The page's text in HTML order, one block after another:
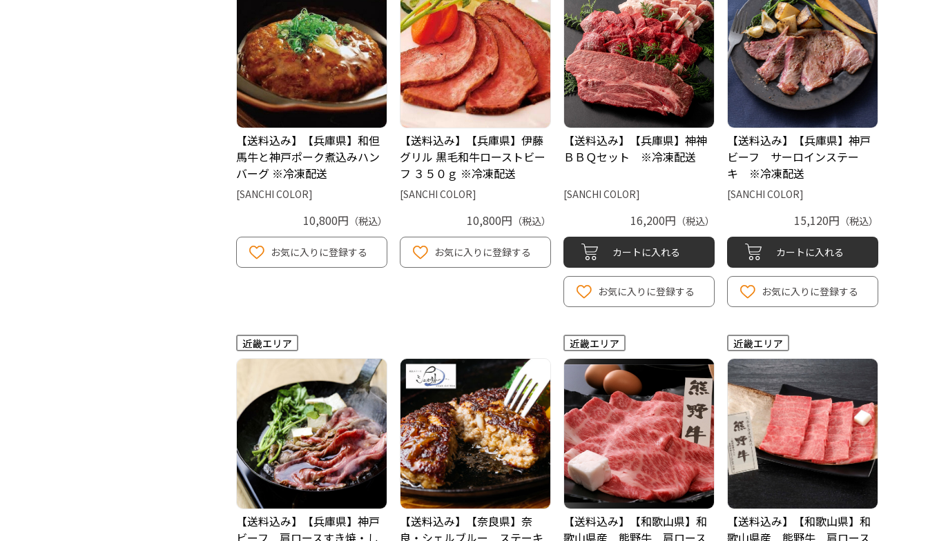
【送料込み】【兵庫県】和但
馬牛と神戸ポーク煮込みハン
バーグ ※冷凍配送
[SANCHI COLOR]
10,800円 （税込）
お気に入りに登録する
【送料込み】【兵庫県】伊藤
グリル 黒毛和牛ローストビー
フ ３５０ｇ ※冷凍配送
[SANCHI COLOR]
10,800円 （税込）
お気に入りに登録する
【送料込み】【兵庫県】神神
ＢＢＱセット ※冷凍配送
[SANCHI COLOR]
16,200円 （税込）
カートに入れる
お気に入りに登録する
【送料込み】【兵庫県】神戸
ビーフ サーロインステー
キ ※冷凍配送
[SANCHI COLOR]
15,120円 （税込）
カートに入れる
お気に入りに登録する
【送料込み】【兵庫県】神戸
ビーフ 肩ロースすき焼・し
【送料込み】【奈良県】奈
良・シェルブルー ステーキ
【送料込み】【和歌山県】和
歌山県産 熊野牛 肩ロース
【送料込み】【和歌山県】和
歌山県産 熊野牛 肩ロース